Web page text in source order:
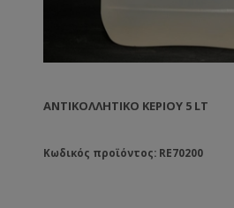
ΑΝΤΙΚΟΛΛΗΤΙΚΌ ΚΕΡΙΟΎ 5 LT
Κωδικός προϊόντος: RE70200